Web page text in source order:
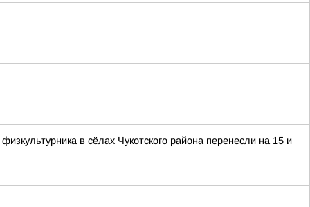
в сёлах Чукотского района перенесли на 15 и